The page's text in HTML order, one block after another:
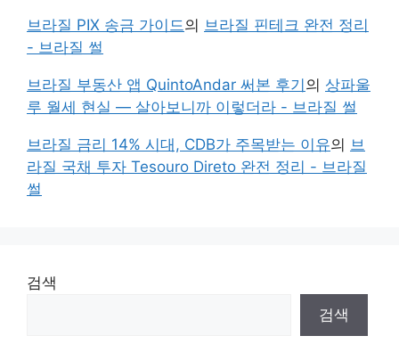
브라질 PIX 송금 가이드의 브라질 핀테크 완전 정리
- 브라질 썰
브라질 부동산 앱 QuintoAndar 써본 후기의 상파울
루 월세 현실 — 살아보니까 이렇더라 - 브라질 썰
브라질 금리 14% 시대, CDB가 주목받는 이유의 브
라질 국채 투자 Tesouro Direto 완전 정리 - 브라질
썰
검색
검색